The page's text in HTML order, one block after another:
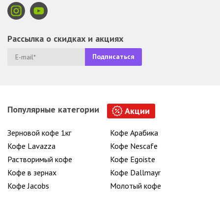
Рассылка о скидках и акциях
Популярные категории Акции
Зерновой кофе 1кг
Кофе Арабика
Кофе Lavazza
Кофе Nescafe
Растворимый кофе
Кофе Egoiste
Кофе в зернах
Кофе Dallmayr
Кофе Jacobs
Молотый кофе